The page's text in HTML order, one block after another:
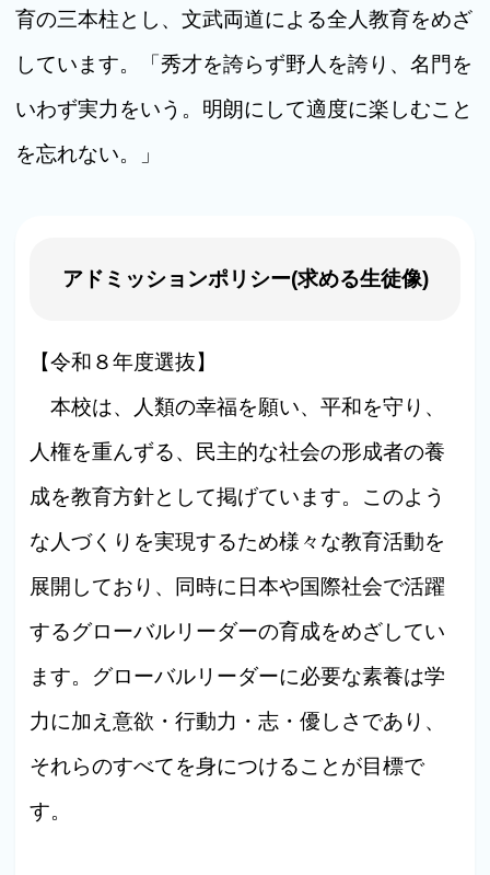
育の三本柱とし、文武両道による全人教育をめざ
しています。「秀才を誇らず野人を誇り、名門を
いわず実力をいう。明朗にして適度に楽しむこと
を忘れない。」
アドミッションポリシー(求める生徒像)
【令和８年度選抜】
本校は、人類の幸福を願い、平和を守り、
人権を重んずる、民主的な社会の形成者の養
成を教育方針として掲げています。このよう
な人づくりを実現するため様々な教育活動を
展開しており、同時に日本や国際社会で活躍
するグローバルリーダーの育成をめざしてい
ます。グローバルリーダーに必要な素養は学
力に加え意欲・行動力・志・優しさであり、
それらのすべてを身につけることが目標で
す。